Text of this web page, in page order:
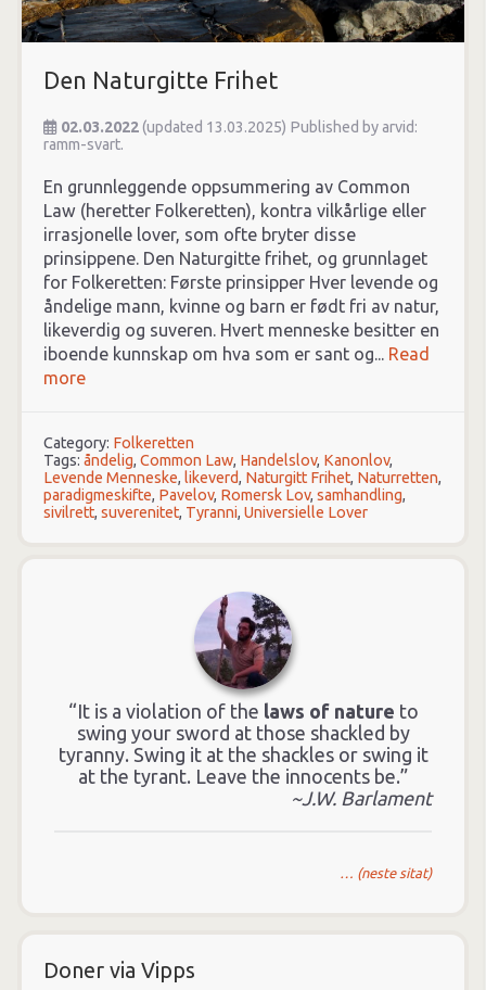
Den Naturgitte Frihet
02.03.2022(updated 13.03.2025) Published byarvid:
ramm-svart.
En grunnleggende oppsummering av Common
Law (heretter Folkeretten), kontra vilkårlige eller
irrasjonelle lover, som ofte bryter disse
prinsippene. Den Naturgitte frihet, og grunnlaget
for Folkeretten: Første prinsipper Hver levende og
åndelige mann, kvinne og barn er født fri av natur,
likeverdig og suveren. Hvert menneske besitter en
iboende kunnskap om hva som er sant og... Read
more
Category: Folkeretten
Tags: åndelig, Common Law, Handelslov, Kanonlov,
Levende Menneske, likeverd, Naturgitt Frihet, Naturretten,
paradigmeskifte, Pavelov, Romersk Lov, samhandling,
sivilrett, suverenitet, Tyranni, Universielle Lover
“It is a violation of the laws of nature to
swing your sword at those shackled by
tyranny. Swing it at the shackles or swing it
at the tyrant. Leave the innocents be.”
~J.W. Barlament
… (neste sitat)
Doner via Vipps